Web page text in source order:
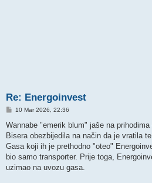
Re: Energoinvest
P
s
10 Mar 2026, 22:36
Wannabe "emerik blum" jaše na
Bisera obezbijedila na način da je vratila
Gasa koji ih je prethodno "oteo"
bio samo transporter. Prije toga,
uzimao na uvozu gasa.